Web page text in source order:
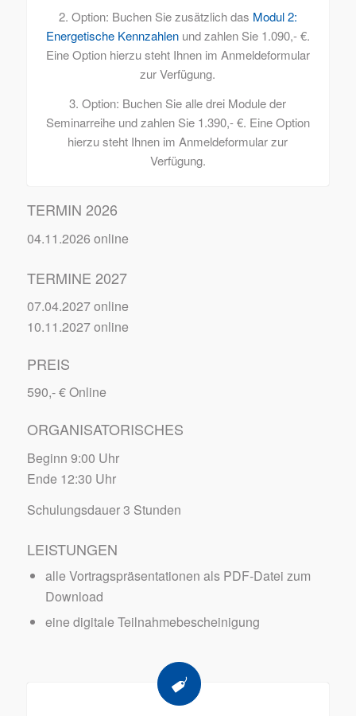
2. Option: Buchen Sie zusätzlich das Modul 2:
Energetische Kennzahlenund zahlen Sie 1.090,- €.
Eine Option hierzu steht Ihnen im Anmeldeformular
zur Verfügung.
3. Option: Buchen Sie alle drei Module der
Seminarreihe und zahlen Sie 1.390,- €. Eine Option
hierzu steht Ihnen im Anmeldeformular zur
Verfügung.
TERMIN 2026
04.11.2026 online
TERMINE 2027
07.04.2027 online
10.11.2027 online
PREIS
590,- € Online
ORGANISATORISCHES
Beginn 9:00 Uhr
Ende 12:30 Uhr
Schulungsdauer 3 Stunden
LEISTUNGEN
alle Vortragspräsentationen als PDF-Datei zum
Download
eine digitale Teilnahmebescheinigung